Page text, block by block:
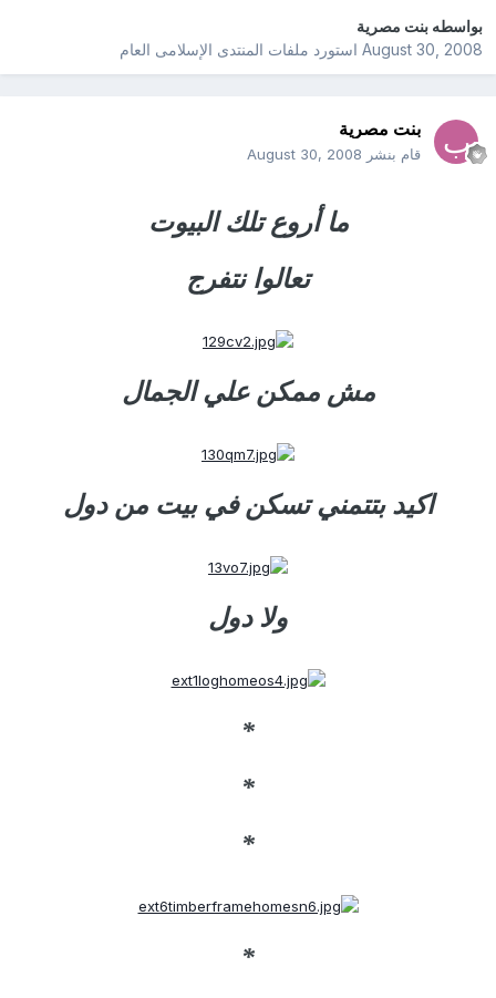
بواسطهبنت مصرية
August 30, 2008استورد ملفات المنتدى الإسلامى العام
بنت مصرية
قام بنشر August 30, 2008
ما أروع تلك البيوت
تعالوا نتفرج
مش ممكن علي الجمال
اكيد بتتمني تسكن في بيت من دول
ولا دول
*
*
*
*